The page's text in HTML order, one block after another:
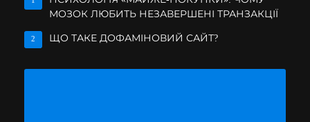
МОЗОК ЛЮБИТЬ НЕЗАВЕРШЕНІ ТРАНЗАКЦІЇ
2 ЩО ТАКЕ ДОФАМІНОВИЙ САЙТ?